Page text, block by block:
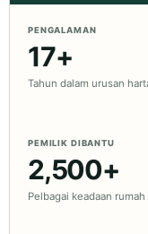
PENGALAMAN
17+
Tahun dalam urusan
PEMILIK DIBANTU
2,500+
Pelbagai keadaan